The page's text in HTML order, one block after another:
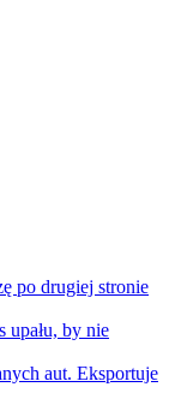
po drugiej stronie
upału, by nie
aut. Eksportuje